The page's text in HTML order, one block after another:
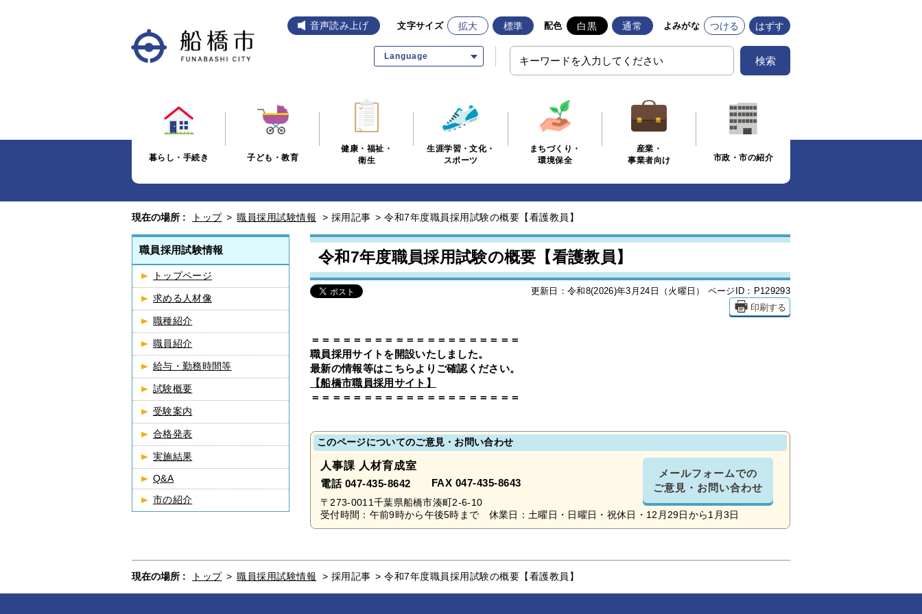
音声読み上げ 文字サイズ 拡大 標準 配色 白黒 通常 よみがな つける はずす
Language 検索
暮らし・手続き 子ども・教育
健康・福祉・
衛生
生涯学習・文化・
スポーツ
まちづくり・
環境保全
産業・
事業者向け
市政・市の紹介
現在の場所 : トップ > 職員採用試験情報 > 採用記事 > 令和7年度職員採用試験の概要【看護教員】
令和7年度職員採用試験の概要【看護教員】
更新日：令和8(2026)年3月24日（火曜日） ページID：P129293
印刷する
＝＝＝＝＝＝＝＝＝＝＝＝＝＝＝＝＝＝＝＝
職員採用サイトを開設いたしました。
最新の情報等はこちらよりご確認ください。
【船橋市職員採用サイト】
＝＝＝＝＝＝＝＝＝＝＝＝＝＝＝＝＝＝＝＝
このページについてのご意見・お問い合わせ
人事課 人材育成室
電話 047-435-8642 FAX 047-435-8643
メールフォームでの
ご意見・お問い合わせ
〒273-0011千葉県船橋市湊町2-6-10
受付時間：午前9時から午後5時まで 休業日：土曜日・日曜日・祝休日・12月29日から1月3日
職員採用試験情報
トップページ
求める人材像
職種紹介
職員紹介
給与・勤務時間等
試験概要
受験案内
合格発表
実施結果
Q&A
市の紹介
現在の場所 : トップ > 職員採用試験情報 > 採用記事 > 令和7年度職員採用試験の概要【看護教員】